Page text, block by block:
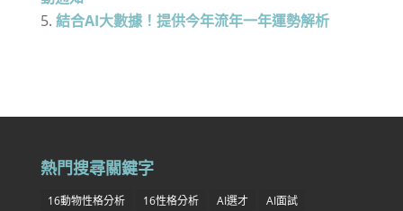
結合AI大數據！提供今年流年一年運勢解析
熱門搜尋關鍵字
16動物性格分析 16性格分析 AI選才
AI面試